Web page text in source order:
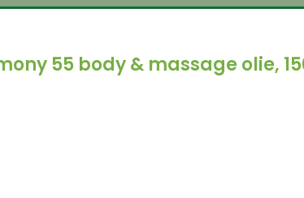
55 body & massage olie,